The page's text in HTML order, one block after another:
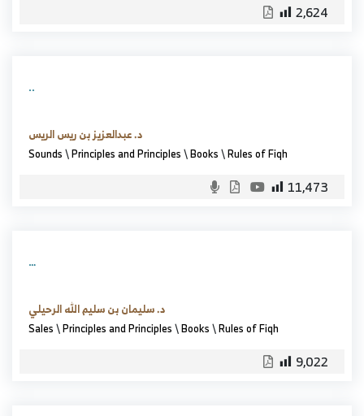
2,624
..
د. عبدالعزيز بن ريس الريس
Sounds\Principles and Principles\Books\Rules of Fiqh
11,473
…
د. سليمان بن سليم الله الرحيلي
Sales\Principles and Principles\Books\Rules of Fiqh
9,022